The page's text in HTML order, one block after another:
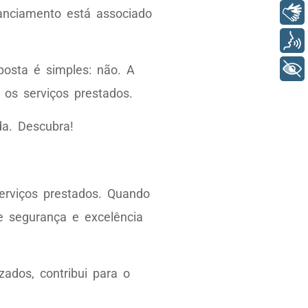
está associado
é simples: não. A
serviços prestados.
Descubra!
prestados. Quando
e excelência
contribui para o